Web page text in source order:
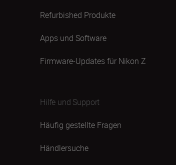
Refurbished Produkte
Apps und Software
Firmware-Updates für Nikon Z
Hilfe und Support
Häufig gestellte Fragen
Händlersuche